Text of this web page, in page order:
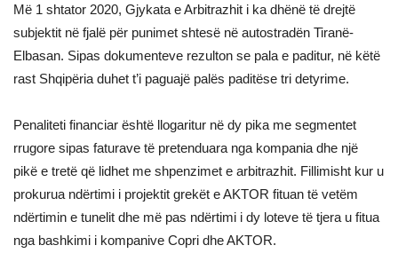
Më 1 shtator 2020, Gjykata e Arbitrazhit i ka dhënë të drejtë
subjektit në fjalë për punimet shtesë në autostradën Tiranë-
Elbasan. Sipas dokumenteve rezulton se pala e paditur, në këtë
rast Shqipëria duhet t’i paguajë palës paditëse tri detyrime.
Penaliteti financiar është llogaritur në dy pika me segmentet
rrugore sipas faturave të pretenduara nga kompania dhe një
pikë e tretë që lidhet me shpenzimet e arbitrazhit. Fillimisht kur u
prokurua ndërtimi i projektit grekët e AKTOR fituan të vetëm
ndërtimin e tunelit dhe më pas ndërtimi i dy loteve të tjera u fitua
nga bashkimi i kompanive Copri dhe AKTOR.